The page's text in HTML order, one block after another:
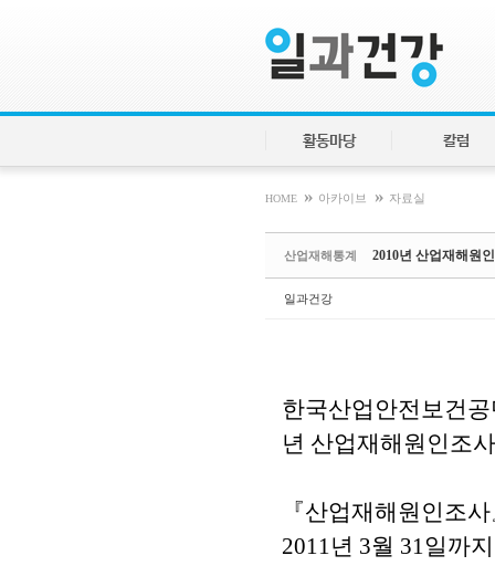
활동마당 칼럼
HOME » 아카이브 » 자료실
산업재해통계 2010년 산업재해원
일과건강
한국산업안전보건
년 산업재해원인조
『산업재해원인조
2011년 3월 31일까